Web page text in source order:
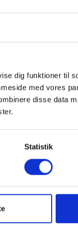
dig funktioner til
med vores
disse data
Statistik